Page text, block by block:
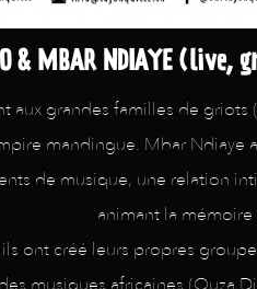
& MBAR NDIAYE
aux grandes familles de
mandingue. Mbar
de musique, une relation
animant la
ont créé leurs propres